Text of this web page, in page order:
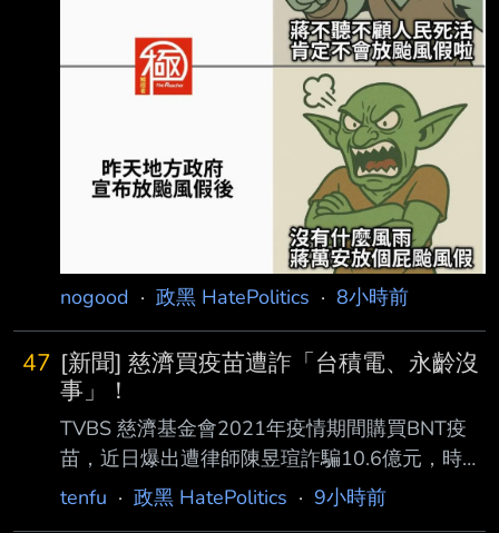
nogood · 政黑 HatePolitics · 8小時前
47 [新聞] 慈濟買疫苗遭詐「台積電、永齡沒
事」！
TVBS 慈濟基金會2021年疫情期間購買BNT疫
苗，近日爆出遭律師陳昱瑄詐騙10.6億元，時任
衛 福部長陳時中於7日表示，當初對他做出不實
tenfu · 政黑 HatePolitics · 9小時前